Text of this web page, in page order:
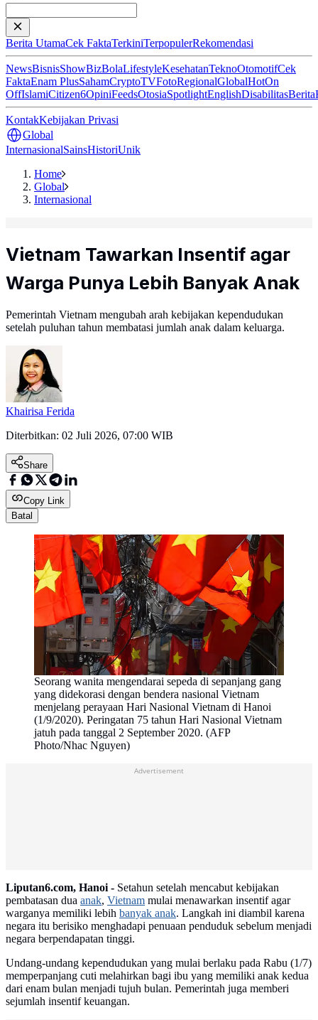
Tanya apapun te
Berita UtamaCek FaktaTerkiniTerpopulerRekomendasi
NewsBisnisShowBizBolaLifestyleKesehatanTeknoOtomotifCek
FaktaEnam PlusSahamCryptoTVFotoRegionalGlobalHotOn
OffIslamiCitizen6OpiniFeedsOtosiaSpotlightEnglishDisabilitasBerita
KontakKebijakan Privasi
Global
InternasionalSainsHistoriUnik
Home
Global
Internasional
Vietnam Tawarkan Insentif agar
Warga Punya Lebih Banyak Anak
Pemerintah Vietnam mengubah arah kebijakan kependudukan
setelah puluhan tahun membatasi jumlah anak dalam keluarga.
Khairisa Ferida
Diterbitkan: 02 Juli 2026, 07:00 WIB
Share
Copy Link
Batal
Seorang wanita mengendarai sepeda di sepanjang gang
yang didekorasi dengan bendera nasional Vietnam
menjelang perayaan Hari Nasional Vietnam di Hanoi
(1/9/2020). Peringatan 75 tahun Hari Nasional Vietnam
jatuh pada tanggal 2 September 2020. (AFP
Photo/Nhac Nguyen)
Advertisement
Liputan6.com, Hanoi - Setahun setelah mencabut kebijakan
pembatasan dua anak, Vietnam mulai menawarkan insentif agar
warganya memiliki lebih banyak anak. Langkah ini diambil karena
negara itu berisiko menghadapi penuaan penduduk sebelum menjadi
negara berpendapatan tinggi.
Undang-undang kependudukan yang mulai berlaku pada Rabu (1/7)
memperpanjang cuti melahirkan bagi ibu yang memiliki anak kedua
dari enam bulan menjadi tujuh bulan. Pemerintah juga memberi
sejumlah insentif keuangan.